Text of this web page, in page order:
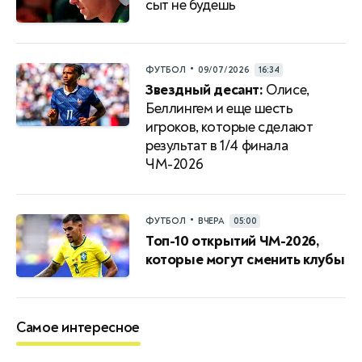
сыт не будешь
ФУТБОЛ • 09/07/2026 16:34
Звездный десант: Олисе,
Беллингем и еще шесть
игроков, которые сделают
результат в 1/4 финала
ЧМ-2026
ФУТБОЛ • ВЧЕРА 05:00
Топ-10 открытий ЧМ-2026,
которые могут сменить клубы
Самое интересное